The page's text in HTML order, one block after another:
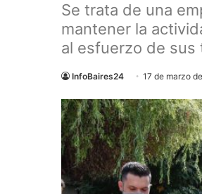
Se trata de una
mantener la
al esfuerzo de sus
InfoBaires24 17 de marzo